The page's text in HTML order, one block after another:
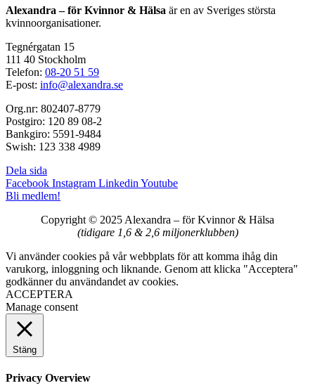
Alexandra – för Kvinnor & Hälsa är en av Sveriges största
kvinnoorganisationer.
Tegnérgatan 15
111 40 Stockholm
Telefon: 08-20 51 59
E-post: info@alexandra.se
Org.nr: 802407-8779
Postgiro: 120 89 08-2
Bankgiro: 5591-9484
Swish: 123 338 4989
Dela sida
Facebook Instagram Linkedin Youtube
Bli medlem!
Copyright © 2025 Alexandra – för Kvinnor & Hälsa
(tidigare 1,6 & 2,6 miljonerklubben)
Vi använder cookies på vår webbplats för att komma ihåg din
varukorg, inloggning och liknande. Genom att klicka "Acceptera"
godkänner du användandet av cookies.
ACCEPTERA
Manage consent
Stäng
Privacy Overview